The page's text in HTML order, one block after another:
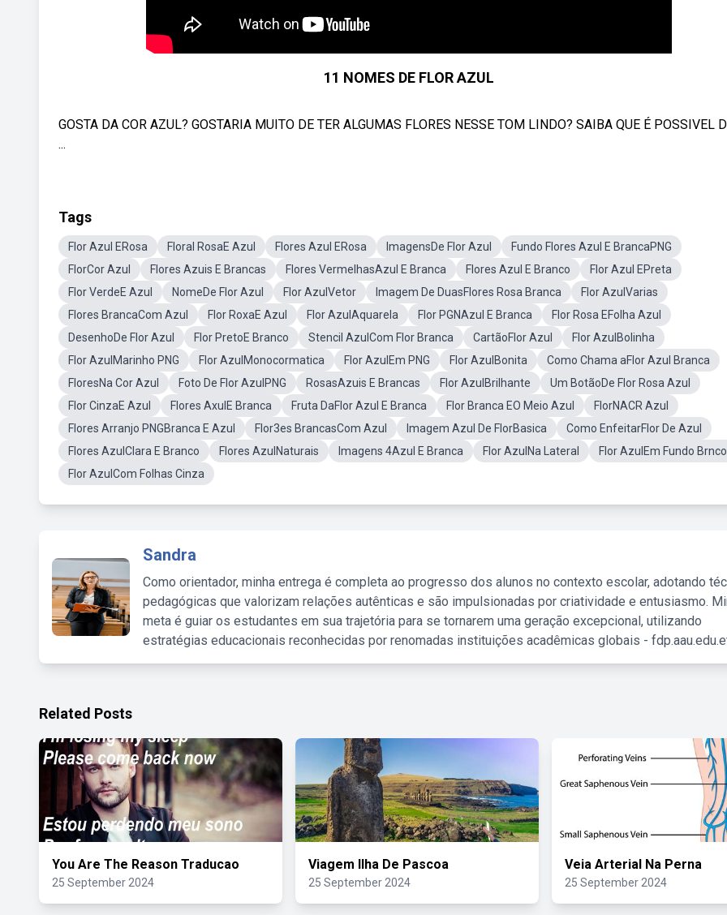
11 NOMES DE FLOR AZUL
GOSTA DA COR AZUL? GOSTARIA MUITO DE TER ALGUMAS FLORES NESSE TOM LINDO? SAIBA QUE É POSSIVEL
...
Tags
Flor Azul ERosa Floral RosaE Azul Flores Azul ERosa ImagensDe Flor Azul
Fundo Flores Azul E BrancaPNG
FlorCor Azul
Flores Azuis E Brancas Flores VermelhasAzul E Branca Flores Azul E Branco
Flor Azul EPreta
Flor VerdeE Azul
NomeDe Flor Azul Flor AzulVetor Imagem De DuasFlores Rosa Branca
Flor AzulVarias
Flores BrancaCom Azul
Flor RoxaE Azul Flor AzulAquarela Flor PGNAzul E Branca
Flor Rosa EFolha Azul
DesenhoDe Flor Azul
Flor PretoE Branco Stencil AzulCom Flor Branca CartãoFlor Azul
Flor AzulBolinha
Flor AzulMarinho PNG
Flor AzulMonocormatica Flor AzulEm PNG Flor AzulBonita
Como Chama aFlor Azul Branca
FloresNa Cor Azul
Foto De Flor AzulPNG RosasAzuis E Brancas Flor AzulBrilhante
Um BotãoDe Flor Rosa Azul
Flor CinzaE Azul
Flores AxulE Branca Fruta DaFlor Azul E Branca Flor Branca EO Meio Azul
FlorNACR Azul
Flores Arranjo PNGBranca E Azul
Flor3es BrancasCom Azul Imagem Azul De FlorBasica
Como EnfeitarFlor De Azul
Flores AzulClara E Branco
Flores AzulNaturais Imagens 4Azul E Branca Flor AzulNa Lateral
Flor AzulEm Fundo Brnco
Flor AzulCom Folhas Cinza
Sandra
Como orientador, minha entrega é completa ao progresso dos alunos no contexto escolar, adotando
pedagógicas que valorizam relações autênticas e são impulsionadas por criatividade e entusiasmo.
meta é guiar os estudantes em sua trajetória para se tornarem uma geração excepcional, utilizando
estratégias educacionais reconhecidas por renomadas instituições acadêmicas globais -
Related Posts
You Are The Reason Traducao
25 September 2024
Viagem Ilha De Pascoa
25 September 2024
Veia Arterial Na Perna
25 September 2024